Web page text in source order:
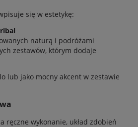
się w estetykę:
naturą i podróżami
zestawów, którym dodaje
lub jako mocny akcent w zestawie
ręczne wykonanie, układ zdobień